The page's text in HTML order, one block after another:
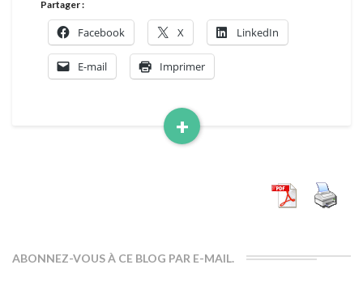
+
Read
Partager :
Facebook X LinkedIn
E-mail Imprimer
ABONNEZ-VOUS À CE BLOG PAR E-MAIL.